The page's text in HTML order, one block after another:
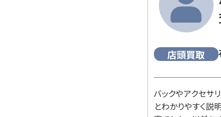
店頭買取
バックやアクセサ
とわかりやすく説